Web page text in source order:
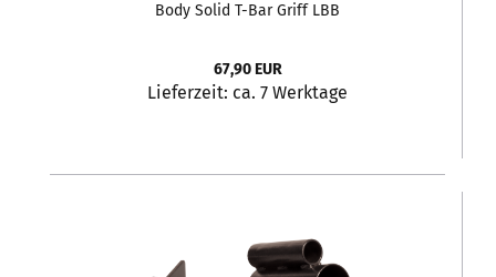
Body Solid T-Bar Griff LBB
67,90 EUR
Lieferzeit: ca. 7 Werktage